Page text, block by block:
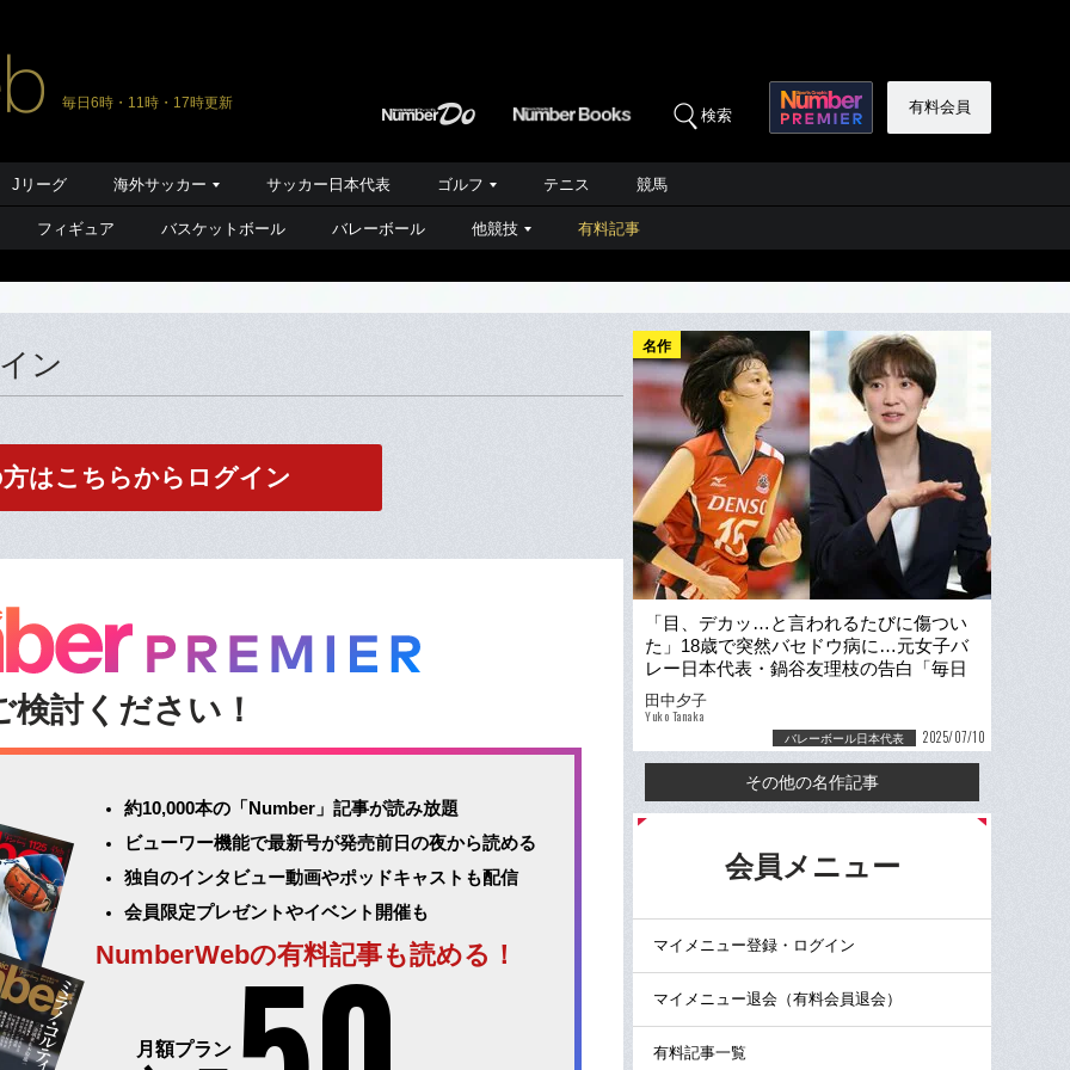
毎日6時・11時・17時更新
検索 有料会員
Jリーグ 海外サッカー サッカー日本代表 ゴルフ テニス 競馬
フィギュア バスケットボール バレーボール 他競技 有料記事
ン
はこちらからログイン
検討ください！
約10,000本の「Number」記事が読み放題
ビューワー機能で最新号が発売前日の夜から読める
独自のインタビュー動画やポッドキャストも配信
会員限定プレゼントやイベント開催も
NumberWebの有料記事も読める！
月額プラン
名作
「目、デカッ…と言われるたびに傷つい
た」18歳で突然バセドウ病に…元女子バ
レー日本代表・鍋谷友理枝の告白「毎日
薬を飲み続けてました」
田中夕子
Yuko Tanaka
バレーボール日本代表 2025/07/10
その他の名作記事
会員メニュー
マイメニュー登録・ログイン
マイメニュー退会（有料会員退会）
有料記事一覧